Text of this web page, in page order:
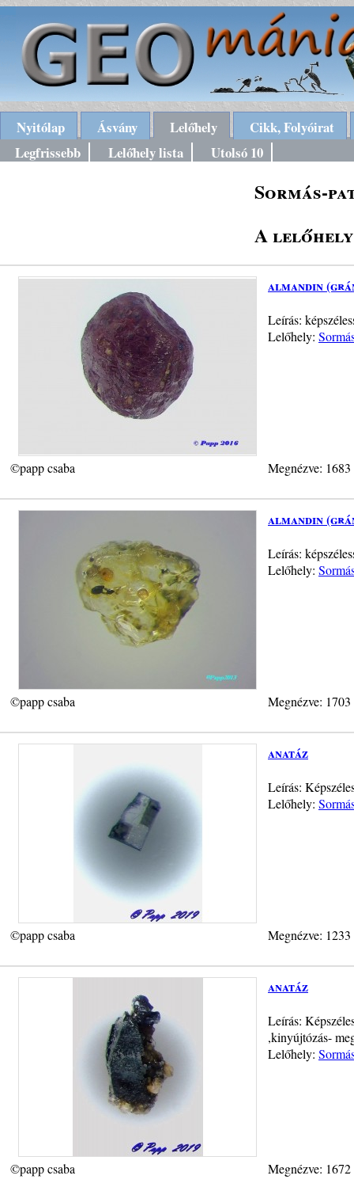
Nyitólap Ásvány Lelőhely
Cikk, Folyóirat
Legfrissebb
Lelőhely lista Utolsó 10
Sormás-
A lelőhely
almandin
Leírás:
Lelőhely:
©papp csaba Megnézve:
almandin
Leírás:
Lelőhely:
©papp csaba Megnézve:
anatáz
Leírás:
Lelőhely:
©papp csaba Megnézve:
anatáz
Leírás:
,kinyújtózás-
Lelőhely:
©papp csaba Megnézve: